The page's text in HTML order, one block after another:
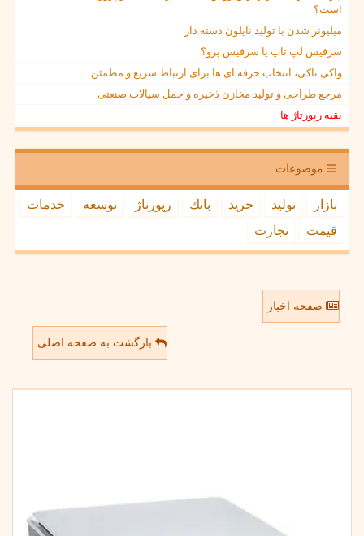
است؟
میلیونر شدن با تولید نایلون دسته دار
سرفیس لپ تاپ یا سرفیس پرو؟
واکی تاکی، انتخاب حرفه ای ها برای ارتباط سریع و مطمئن
مرجع طراحی و تولید مخازن ذخیره و حمل سیالات صنعتی
بقیه رپورتاژ ها
موضوعات
بازار تولید خرید بانك رپورتاژ توسعه
خدمات
قیمت
تجارت
صفحه اخبار
بازگشت به صفحه اصلی